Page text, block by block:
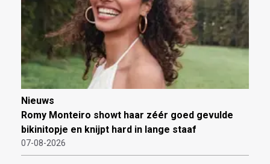
Nieuws
Romy Monteiro showt haar zéér goed gevulde
bikinitopje en knijpt hard in lange staaf
07-08-2026